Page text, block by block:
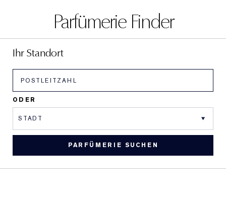
Parfümerie Finder
Ihr Standort
ODER